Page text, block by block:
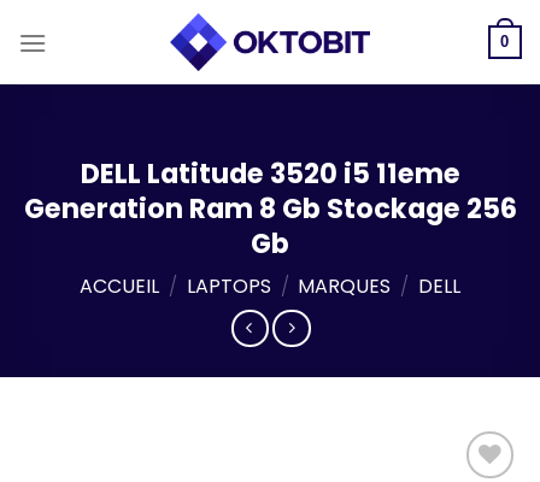
0
DELL Latitude 3520 i5 11eme
Generation Ram 8 Gb Stockage 256
Gb
ACCUEIL / LAPTOPS / MARQUES / DELL